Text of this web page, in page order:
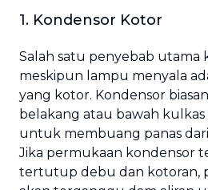
1. Kondensor Kotor
Salah satu penyebab utama
meskipun lampu menyala
yang kotor. Kondensor
belakang atau bawah
untuk membuang panas
Jika permukaan kondensor
tertutup debu dan kotoran,